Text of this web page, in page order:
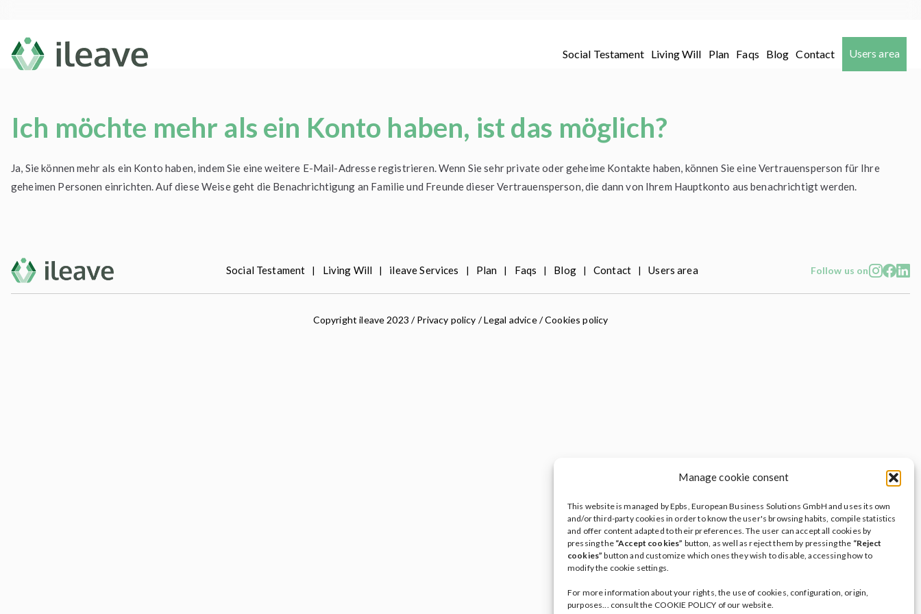
Manage cookie consent
This website is managed by Epbs, European Business Solutions GmbH and uses its own
and/or third-party cookies in order to know the user's browsing habits, compile statistics
and offer content adapted to their preferences. The user can accept all cookies by
pressing the “Accept cookies” button, as well as reject them by pressing the “Reject
cookies” button and customize which ones they wish to disable, accessing how to
modify the cookie settings.
For more information about your rights, the use of cookies, configuration, origin,
purposes... consult the COOKIE POLICY of our website.
content
Social Testament Living Will Plan Faqs Blog Contact Users area
Ich möchte mehr als ein Konto haben, ist das möglich?
Ja, Sie können mehr als ein Konto haben, indem Sie eine weitere E-Mail-Adresse registrieren. Wenn Sie sehr private oder geheime Kontakte haben, können Sie eine Vertrauensperson für Ihre
geheimen Personen einrichten. Auf diese Weise geht die Benachrichtigung an Familie und Freunde dieser Vertrauensperson, die dann von Ihrem Hauptkonto aus benachrichtigt werden.
Social Testament | Living Will | ileave Services | Plan | Faqs | Blog | Contact | Users area Follow us on
Copyright ileave 2023 /Privacy policy /Legal advice/Cookies policy